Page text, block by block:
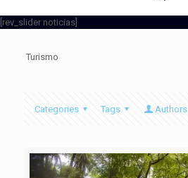
[rev_slider noticias]
Turismo
Categories Tags Authors